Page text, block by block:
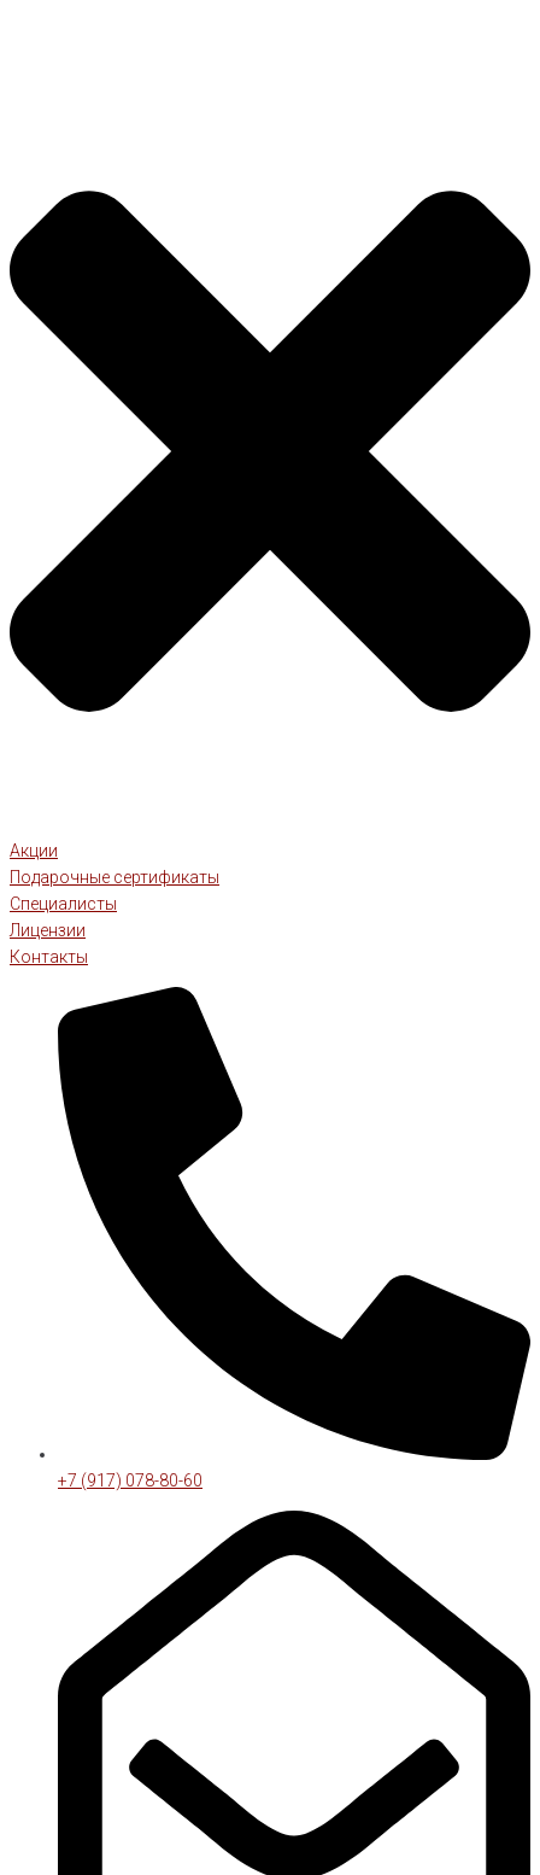
Акции
Подарочные сертификаты
Специалисты
Лицензии
Контакты
+7 (917) 078-80-60